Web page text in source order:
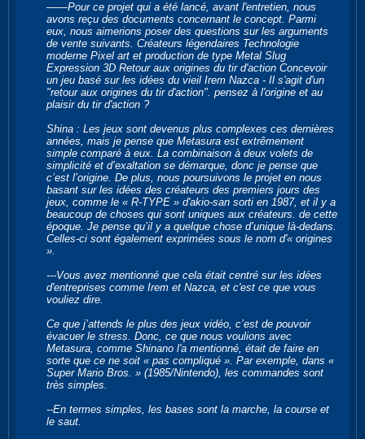
――Pour ce projet qui a été lancé, avant l'entretien, nous
avons reçu des documents concernant le concept. Parmi
eux, nous aimerions poser des questions sur les arguments
de vente suivants. Créateurs légendaires Technologie
moderne Pixel art et production de type Metal Slug
Expression 3D Retour aux origines du tir d'action Concevoir
un jeu basé sur les idées du vieil Irem Nazca - Il s'agit d'un
"retour aux origines du tir d'action". pensez à l'origine et au
plaisir du tir d'action ?
Shina : Les jeux sont devenus plus complexes ces dernières
années, mais je pense que Metasura est extrêmement
simple comparé à eux. La combinaison à deux volets de
simplicité et d’exaltation se démarque, donc je pense que
c’est l’origine. De plus, nous poursuivons le projet en nous
basant sur les idées des créateurs des premiers jours des
jeux, comme le « R-TYPE » d'akio-san sorti en 1987, et il y a
beaucoup de choses qui sont uniques aux créateurs. de cette
époque. Je pense qu’il y a quelque chose d’unique là-dedans.
Celles-ci sont également exprimées sous le nom d'« origines
».
---Vous avez mentionné que cela était centré sur les idées
d'entreprises comme Irem et Nazca, et c'est ce que vous
vouliez dire.
Ce que j’attends le plus des jeux vidéo, c’est de pouvoir
évacuer le stress. Donc, ce que nous voulions avec
Metasura, comme Shinano l'a mentionné, était de faire en
sorte que ce ne soit « pas compliqué ». Par exemple, dans «
Super Mario Bros. » (1985/Nintendo), les commandes sont
très simples.
--En termes simples, les bases sont la marche, la course et
le saut.